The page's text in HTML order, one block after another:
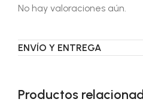
No hay valoraciones aún.
ENVÍO Y ENTREGA
Productos